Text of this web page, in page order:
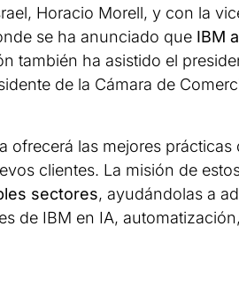
Horacio Morell, y con la
se ha anunciado que IBM
también ha asistido el
de la Cámara de
ofrecerá las mejores
clientes. La misión de
sectores, ayudándolas a
de IBM en IA,